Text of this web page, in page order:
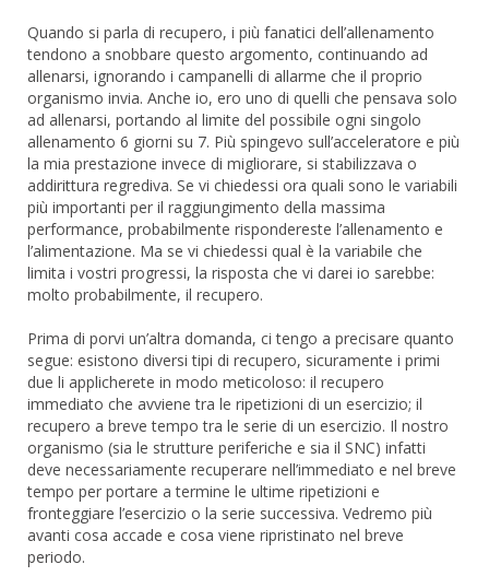
Quando si parla di recupero, i più fanatici dell’allenamento
tendono a snobbare questo argomento, continuando ad
allenarsi, ignorando i campanelli di allarme che il proprio
organismo invia. Anche io, ero uno di quelli che pensava solo
ad allenarsi, portando al limite del possibile ogni singolo
allenamento 6 giorni su 7. Più spingevo sull’acceleratore e più
la mia prestazione invece di migliorare, si stabilizzava o
addirittura regrediva. Se vi chiedessi ora quali sono le variabili
più importanti per il raggiungimento della massima
performance, probabilmente rispondereste l’allenamento e
l’alimentazione. Ma se vi chiedessi qual è la variabile che
limita i vostri progressi, la risposta che vi darei io sarebbe:
molto probabilmente, il recupero.
Prima di porvi un’altra domanda, ci tengo a precisare quanto
segue: esistono diversi tipi di recupero, sicuramente i primi
due li applicherete in modo meticoloso: il recupero
immediato che avviene tra le ripetizioni di un esercizio; il
recupero a breve tempo tra le serie di un esercizio. Il nostro
organismo (sia le strutture periferiche e sia il SNC) infatti
deve necessariamente recuperare nell’immediato e nel breve
tempo per portare a termine le ultime ripetizioni e
fronteggiare l’esercizio o la serie successiva. Vedremo più
avanti cosa accade e cosa viene ripristinato nel breve
periodo.